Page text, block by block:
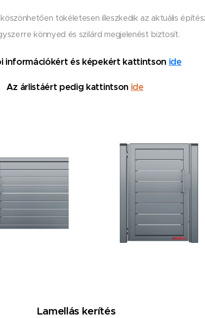
tökéletesen illeszkedik az aktuális
könnyed és szilárd megjelenést biztosít.
információkért és képekért kattintson ide
Az árlistáért pedig kattintson ide
Lamellás kerítés